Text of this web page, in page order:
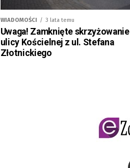
WIADOMOŚCI 3 lata temu
Uwaga! Zamknięte skrzyżowanie
ulicy Kościelnej z ul. Stefana
Złotnickiego